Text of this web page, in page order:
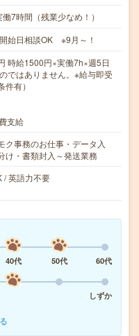
7時間（残業少なめ！）
始日相談OK ※9月～！
給1500円×実働7h×週5日
ではありません。※給与即受
有）
支給
ク事務のお仕事・データ入
け・書類封入～発送業務
/ 英語力不要
40代 50代
60代
しずか